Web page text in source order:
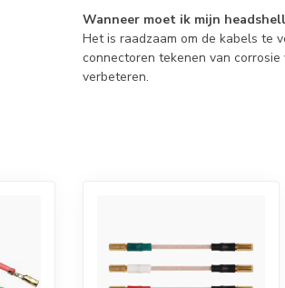
Wanneer moet ik mijn
Het is raadzaam om de kabels te
connectoren tekenen van
verbeteren.